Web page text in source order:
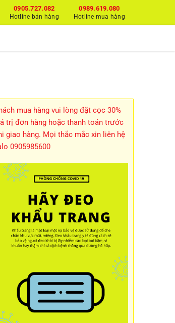
0989.619.080
Hotline mua hàng
0905.727.082
Hotline bán hàng
mua hàng vui lòng đặt cọc 30%
trị đơn hàng hoặc thanh toán trước
giao hàng. Mọi thắc mắc xin liên hệ
0905985600